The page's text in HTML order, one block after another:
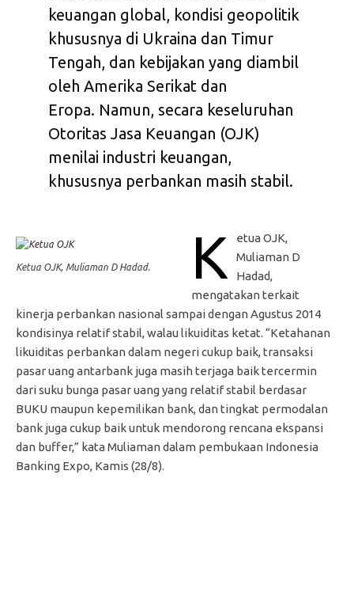
keuangan global, kondisi geopolitik
khususnya di Ukraina dan Timur
Tengah, dan kebijakan yang diambil
oleh Amerika Serikat dan
Eropa. Namun, secara keseluruhan
Otoritas Jasa Keuangan (OJK)
menilai industri keuangan,
khususnya perbankan masih stabil.
Ketua OJK, Muliaman D Hadad. K
etua OJK,
Muliaman D
Hadad,
mengatakan terkait
kinerja perbankan nasional sampai dengan Agustus 2014
kondisinya relatif stabil, walau likuiditas ketat. “Ketahanan
likuiditas perbankan dalam negeri cukup baik, transaksi
pasar uang antarbank juga masih terjaga baik tercermin
dari suku bunga pasar uang yang relatif stabil berdasar
BUKU maupun kepemilikan bank, dan tingkat permodalan
bank juga cukup baik untuk mendorong rencana ekspansi
dan buffer,” kata Muliaman dalam pembukaan Indonesia
Banking Expo, Kamis (28/8).